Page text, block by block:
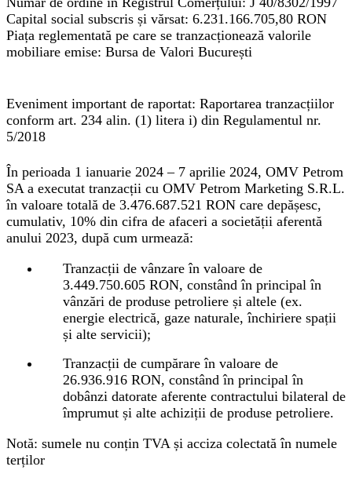
Capital social subscris și vărsat: 6.231.166.705,80 RON
Piața reglementată pe care se tranzacționează valorile
mobiliare emise: Bursa de Valori București
Eveniment important de raportat: Raportarea tranzacțiilor
conform art. 234 alin. (1) litera i) din Regulamentul nr.
5/2018
În perioada 1 ianuarie 2024 – 7 aprilie 2024, OMV Petrom
SA a executat tranzacții cu OMV Petrom Marketing S.R.L.
în valoare totală de 3.476.687.521 RON care depășesc,
cumulativ, 10% din cifra de afaceri a societății aferentă
anului 2023, după cum urmează:
Tranzacții de vânzare în valoare de
3.449.750.605 RON, constând în principal în
vânzări de produse petroliere și altele (ex.
energie electrică, gaze naturale, închiriere spații
și alte servicii);
Tranzacții de cumpărare în valoare de
26.936.916 RON, constând în principal în
dobânzi datorate aferente contractului bilateral de
împrumut și alte achiziții de produse petroliere.
Notă: sumele nu conțin TVA și acciza colectată în numele
terților